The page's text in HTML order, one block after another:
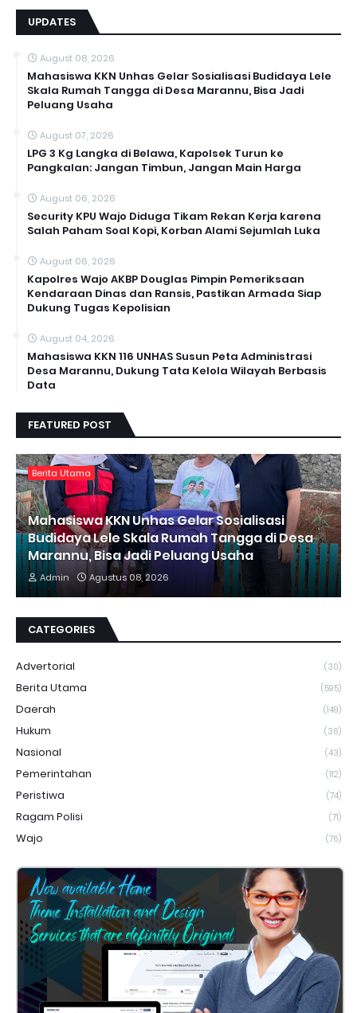
UPDATES
August 08, 2026
Mahasiswa KKN Unhas Gelar Sosialisasi Budidaya Lele
Skala Rumah Tangga di Desa Marannu, Bisa Jadi
Peluang Usaha
August 07, 2026
LPG 3 Kg Langka di Belawa, Kapolsek Turun ke
Pangkalan: Jangan Timbun, Jangan Main Harga
August 06, 2026
Security KPU Wajo Diduga Tikam Rekan Kerja karena
Salah Paham Soal Kopi, Korban Alami Sejumlah Luka
August 06, 2026
Kapolres Wajo AKBP Douglas Pimpin Pemeriksaan
Kendaraan Dinas dan Ransis, Pastikan Armada Siap
Dukung Tugas Kepolisian
August 04, 2026
Mahasiswa KKN 116 UNHAS Susun Peta Administrasi
Desa Marannu, Dukung Tata Kelola Wilayah Berbasis
Data
FEATURED POST
Berita Utama
Mahasiswa KKN Unhas Gelar Sosialisasi
Budidaya Lele Skala Rumah Tangga di Desa
Marannu, Bisa Jadi Peluang Usaha
Admin Agustus 08, 2026
CATEGORIES
Advertorial (30)
Berita Utama (595)
Daerah (149)
Hukum (36)
Nasional (43)
Pemerintahan (112)
Peristiwa (74)
Ragam Polisi (71)
Wajo (76)